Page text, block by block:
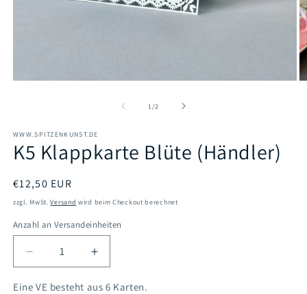
1 /von
2
WWW.SPITZENKUNST.DE
K5 Klappkarte Blüte (Händler)
Normaler
Preis
€12,50 EUR
zzgl. MwSt.Versand wird beim Checkout berechnet
Anzahl an Versandeinheiten
Verringere
die
Menge
Erhöhe
die
Menge
Eine VE besteht aus 6 Karten.